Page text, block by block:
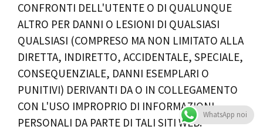
CONFRONTI DELL'UTENTE O DI QUALUNQUE
ALTRO PER DANNI O LESIONI DI QUALSIASI
QUALSIASI (COMPRESO MA NON LIMITATO ALLA
DIRETTA, INDIRETTO, ACCIDENTALE, SPECIALE,
CONSEQUENZIALE, DANNI ESEMPLARI O
PUNITIVI) DERIVANTI DA O IN COLLEGAMENTO
CON L'USO IMPROPRIO DI INFORMAZIONI
PERSONALI DA PARTE DI TALI SITI WEB.
WhatsApp noi